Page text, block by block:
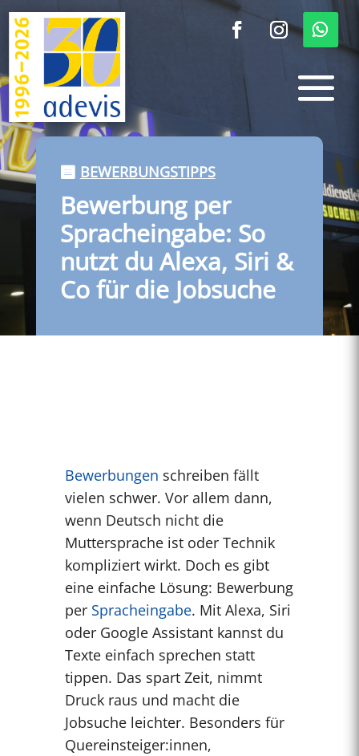
BEWERBUNGSTIPPS
Bewerbung per
Spracheingabe: So
nutzt du Alexa, Siri &
Co für die Jobsuche
Bewerbungen schreiben fällt
vielen schwer. Vor allem dann,
wenn Deutsch nicht die
Muttersprache ist oder Technik
kompliziert wirkt. Doch es gibt
eine einfache Lösung: Bewerbung
per Spracheingabe. Mit Alexa, Siri
oder Google Assistant kannst du
Texte einfach sprechen statt
tippen. Das spart Zeit, nimmt
Druck raus und macht die
Jobsuche leichter. Besonders für
Quereinsteiger:innen,